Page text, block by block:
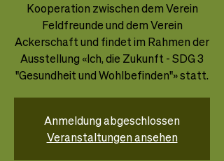
Kooperation zwischen dem Verein
Feldfreunde und dem Verein
Ackerschaft und findet im Rahmen der
Ausstellung «Ich, die Zukunft - SDG 3
"Gesundheit und Wohlbefinden"» statt.
Anmeldung abgeschlossen
Veranstaltungen ansehen